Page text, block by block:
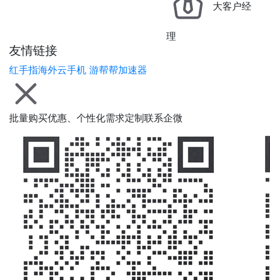
友情链接
红手指海外云手机 游帮帮加速器
大客户经
理
批量购买优惠、个性化需求定制联系企微